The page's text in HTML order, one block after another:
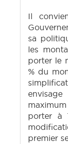
Il
sa
les
porter le
% du
porter à
premier